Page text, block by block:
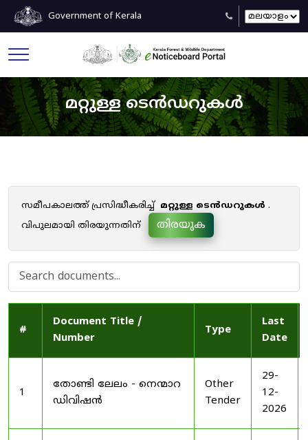
Government of Kerala
മറ്റുള്ള ടെൻഡറുകൾ
സമീപകാലത്ത് പ്രസിദ്ധീകരിച്ച് മറ്റുള്ള ടെൻഡറുകൾ .
വിപുലമായി തിരയുന്നതിന്
തിരയുക
#
Document Title /
Number
Type
Last
Date
1
തോണ്ടി ലേലം - നെന്മാറ
ഡിവിഷൻ
Other
Tender
29-
12-
2026